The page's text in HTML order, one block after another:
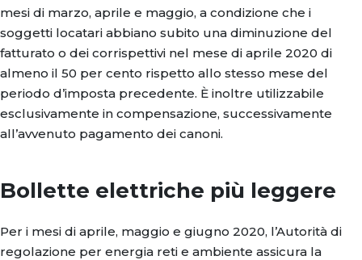
mesi di marzo, aprile e maggio, a condizione che i
soggetti locatari abbiano subito una diminuzione del
fatturato o dei corrispettivi nel mese di aprile 2020 di
almeno il 50 per cento rispetto allo stesso mese del
periodo d’imposta precedente. È inoltre utilizzabile
esclusivamente in compensazione, successivamente
all’avvenuto pagamento dei canoni.
Bollette elettriche più leggere
Per i mesi di aprile, maggio e giugno 2020, l’Autorità di
regolazione per energia reti e ambiente assicura la